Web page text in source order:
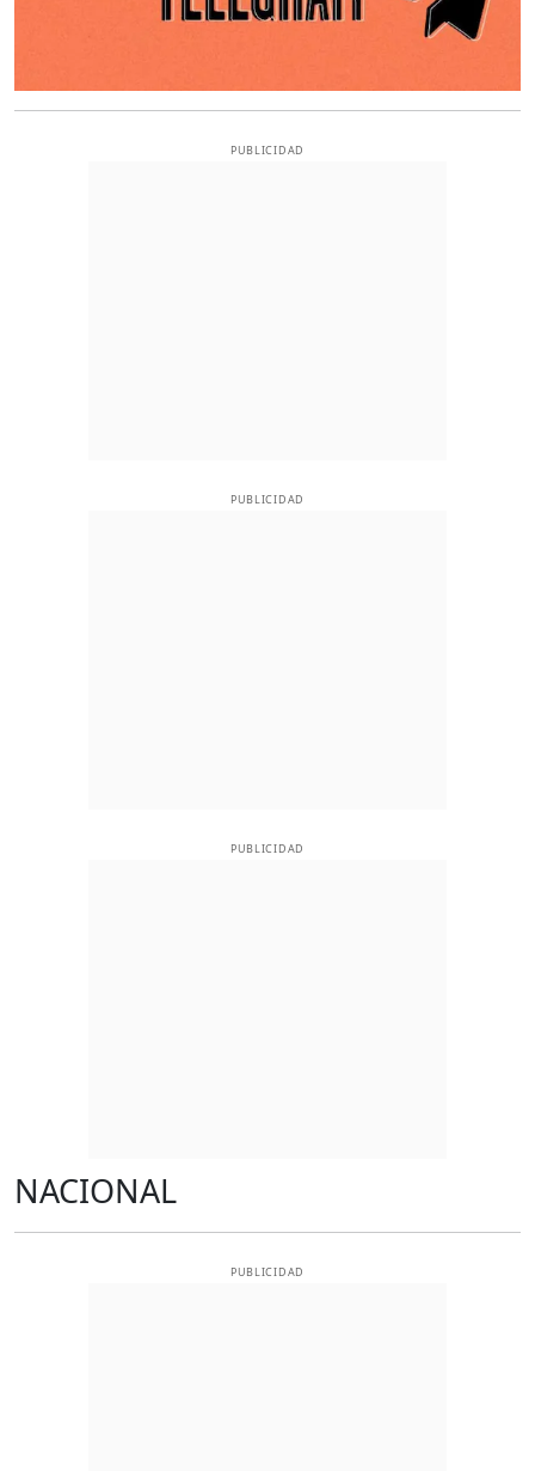
PUBLICIDAD
PUBLICIDAD
PUBLICIDAD
NACIONAL
PUBLICIDAD